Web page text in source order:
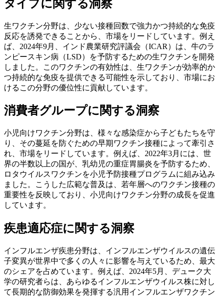
タイプに関する洞察
生ワクチン分野は、少ない接種回数で強力かつ持続的な免疫
反応を誘発できることから、市場をリードしています。例え
ば、2024年9月、インド農業研究評議会（ICAR）は、牛のラ
ンピースキン病（LSD）を予防するための生ワクチンを開発
しました。このワクチンの有効性は、生ワクチンが効率的か
つ持続的な免疫を提供できる可能性を示しており、市場にお
けるこの分野の優位性に貢献しています。
消費者グループに関する洞察
小児向けワクチン分野は、様々な感染症から子どもたちを守
り、その蔓延を防ぐための早期ワクチン接種によって牽引さ
れ、市場をリードしています。例えば、2022年3月には、世
界の半数以上の国が、乳幼児の重症胃腸炎を予防するため、
ロタウイルスワクチンを小児予防接種プログラムに組み込み
ました。こうした広範な普及は、若年層へのワクチン接種の
重要性を反映しており、小児向けワクチン分野の成長を促進
しています。
疾患適応症に関する洞察
インフルエンザ疾患分野は、インフルエンザウイルスの遺伝
子変異が世界中で多くの人々に影響を与えているため、最大
のシェアを占めています。例えば、2024年5月、デューク大
学の研究者らは、あらゆるインフルエンザウイルス株に対し
て長期的な防御効果を発揮する汎用インフルエンザワクチン